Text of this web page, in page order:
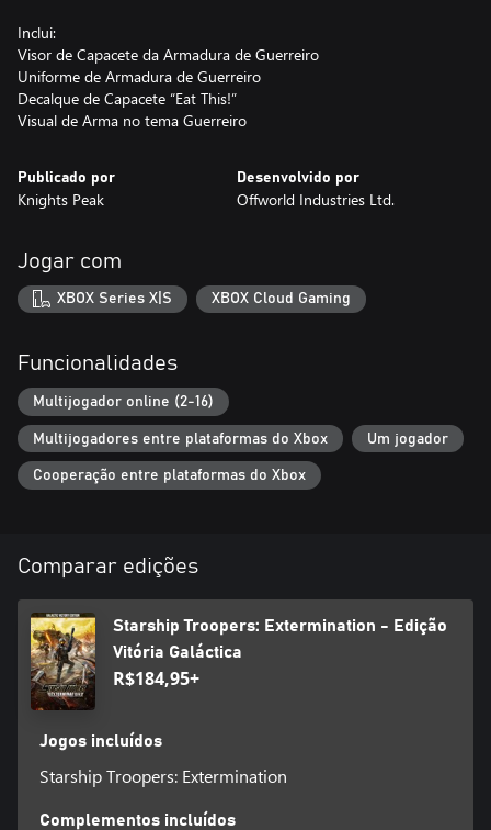
Inclui:
Visor de Capacete da Armadura de Guerreiro
Uniforme de Armadura de Guerreiro
Decalque de Capacete “Eat This!”
Visual de Arma no tema Guerreiro
Publicado por
Knights Peak
Desenvolvido por
Offworld Industries Ltd.
Jogar com
XBOX Series X|S XBOX Cloud Gaming
Funcionalidades
Multijogador online (2-16)
Multijogadores entre plataformas do Xbox Um jogador
Cooperação entre plataformas do Xbox
Comparar edições
Starship Troopers: Extermination - Edição
Vitória Galáctica
R$184,95+
Jogos incluídos
Starship Troopers: Extermination
Complementos incluídos